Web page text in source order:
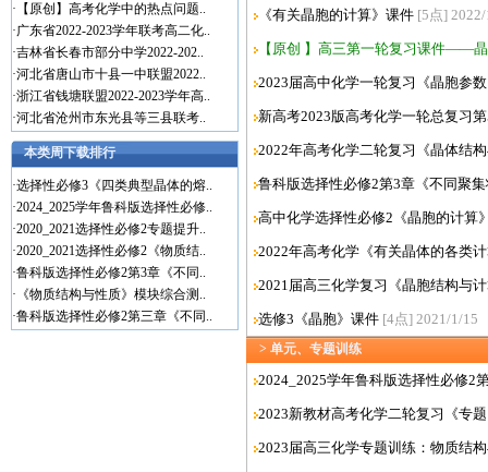
· 【原创】高考化学中的热点问题..
·广东省2022-2023学年联考高二化..
·吉林省长春市部分中学2022-202..
·河北省唐山市十县一中联盟2022..
·浙江省钱塘联盟2022-2023学年高..
·河北省沧州市东光县等三县联考..
本类周下载排行
·选择性必修3《四类典型晶体的熔..
·2024_2025学年鲁科版选择性必修..
·2020_2021选择性必修2专题提升..
·2020_2021选择性必修2《物质结..
·鲁科版选择性必修2第3章《不同..
· 《物质结构与性质》模块综合测..
·鲁科版选择性必修2第三章《不同..
《有关晶胞的计算》课件 [5点]
【原创 】高三第一轮复习课件——
2023届高中化学一轮复习《晶胞参
新高考2023版高考化学一轮总复习
2022年高考化学二轮复习《晶体结
鲁科版选择性必修2第3章《不同聚
高中化学选择性必修2《晶胞的计算
2022年高考化学《有关晶体的各类
2021届高三化学复习《晶胞结构与
选修3《晶胞》课件 [4点] 2021/1/15
> 单元、专题训练
2024_2025学年鲁科版选择性必修2
2023新教材高考化学二轮复习《专
2023届高三化学专题训练：物质结